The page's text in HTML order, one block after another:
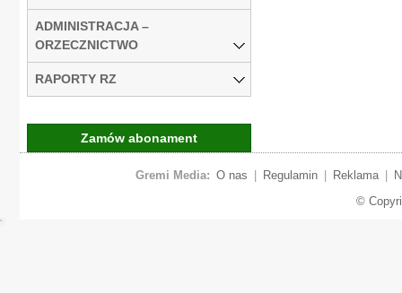
ADMINISTRACJA –
ORZECZNICTWO
RAPORTY RZ
Zamów abonament
Gremi Media: O nas Regulamin Reklama
©